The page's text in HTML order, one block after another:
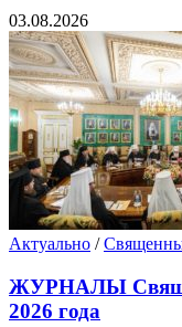
03.08.2026
Актуально /
ЖУРНАЛЫ
2026 года